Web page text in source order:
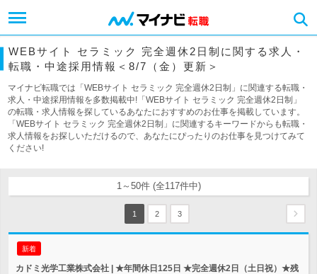
WEBサイト セラミック 完全週休2日制に関する求人・
転職・中途採用情報＜8/7（金）更新＞
マイナビ転職では「WEBサイト セラミック 完全週休2日制」に関連する転職・
求人・中途採用情報を多数掲載中!「WEBサイト セラミック 完全週休2日制」
の転職・求人情報を探しているあなたにおすすめのお仕事を掲載しています。
「WEBサイト セラミック 完全週休2日制」に関連するキーワードからも転職・
求人情報をお探しいただけるので、あなたにぴったりのお仕事を見つけてみて
ください!
1～50件 (全117件中)
1 2 3
新着
カドミ光学工業株式会社 | ★年間休日125日 ★完全週休2日（土日祝）★残